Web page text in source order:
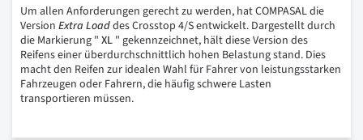
Um allen Anforderungen gerecht zu werden, hat COMPASAL die
Version Extra Loaddes Crosstop 4/S entwickelt. Dargestellt durch
die Markierung " XL " gekennzeichnet, hält diese Version des
Reifens einer überdurchschnittlich hohen Belastung stand. Dies
macht den Reifen zur idealen Wahl für Fahrer von leistungsstarken
Fahrzeugen oder Fahrern, die häufig schwere Lasten
transportieren müssen.